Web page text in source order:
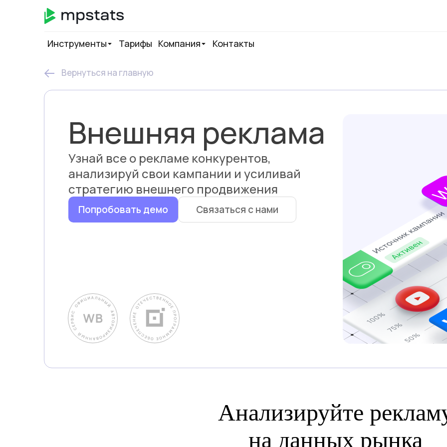
Инструменты Тарифы Компания Контакты
Вернуться на главную
Внешняя реклама
Узнай все о рекламе конкурентов,
анализируй свои кампании и усиливай
стратегию внешнего продвижения
Попробовать демо Связаться с нами
Анализируйте
на данных рынка